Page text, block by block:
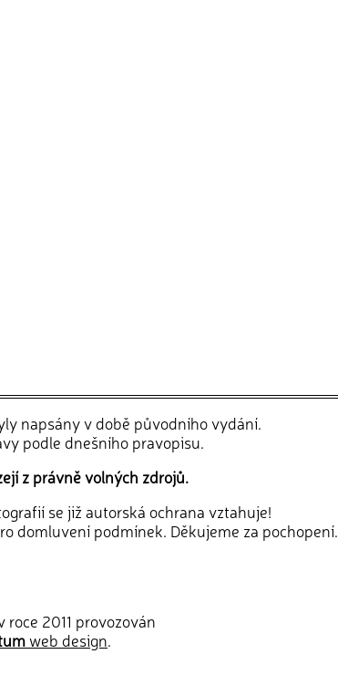
napsány v době původního vydání.
podle dnešního pravopisu.
z právně volných zdrojů.
se již autorská ochrana vztahuje!
domluvení podmínek. Děkujeme za pochopení.
2011 provozován
web design.